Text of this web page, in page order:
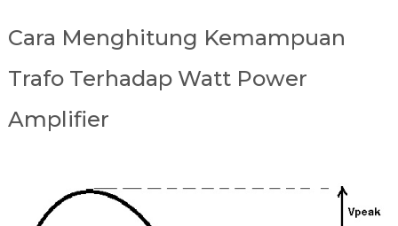
Cara Menghitung Kemampuan
Trafo Terhadap Watt Power
Amplifier